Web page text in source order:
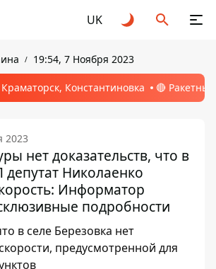
UK
19:54, 7 Ноября 2023
Константиновка 🔴
2023
нет доказательств, что в
Николаенко
Информатор
подробности
в селе Березовка нет
предусмотренной для